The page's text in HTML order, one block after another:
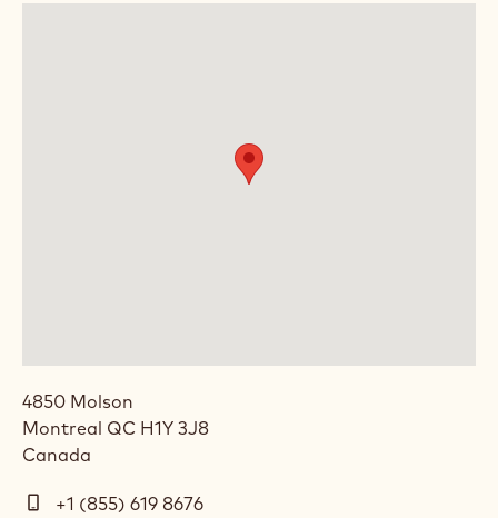
4850 Molson
Montreal QC H1Y 3J8
Canada
Telephone
+1 (855) 619 8676